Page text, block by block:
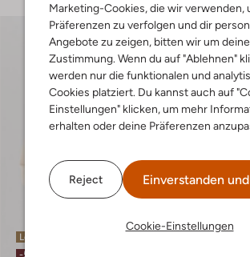
Marketing-Cookies, die wir verwenden,
Präferenzen zu verfolgen und dir
Angebote zu zeigen, bitten wir um deine
Zustimmung. Wenn du auf "Ablehnen"
werden nur die funktionalen und
Cookies platziert. Du kannst auch auf
Einstellungen" klicken, um mehr
erhalten oder deine Präferenzen
Reject Einverstanden
Cookie-Einstellungen
Letzte Größen